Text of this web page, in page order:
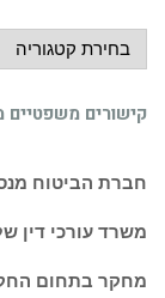
מידע
משפטי
ואקטואלי:
קישורים משפטיים
חברת הביטוח
משרד עורכי דין
מחקר בתחום